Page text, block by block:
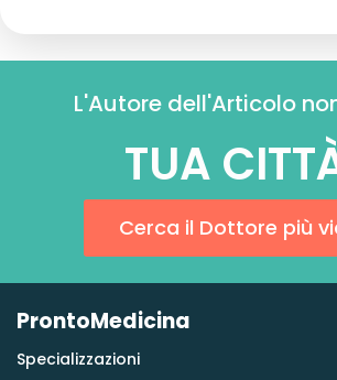
L'Autore dell'Articolo
TUA
Cerca il Dottore più
ProntoMedicina
Specializzazioni